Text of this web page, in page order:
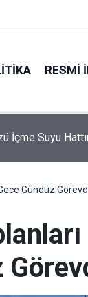
RESMI
Anne Sütünün
Gündüz